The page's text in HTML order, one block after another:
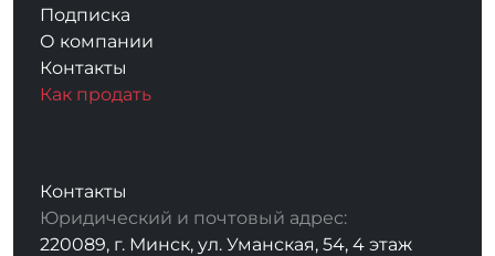
Подписка
О компании
Контакты
Как продать
Контакты
Юридический и почтовый адрес:
220089, г. Минск, ул. Уманская, 54, 4 этаж